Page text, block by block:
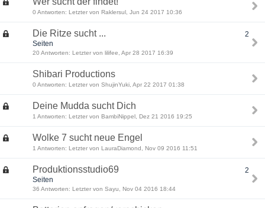
0 Antworten: Letzter von Raklersul, Jun 24 2017 10:36
Die Ritze sucht ...
2
Seiten
20 Antworten: Letzter von lilifee, Apr 28 2017 16:39
Shibari Productions
0 Antworten: Letzter von ShujinYuki, Apr 22 2017 01:38
Deine Mudda sucht Dich
1 Antworten: Letzter von BambiNippel, Dez 21 2016 19:25
Wolke 7 sucht neue Engel
1 Antworten: Letzter von LauraDiamond, Nov 09 2016 11:51
Produktionsstudio69
2
Seiten
36 Antworten: Letzter von Sayu, Nov 04 2016 18:44